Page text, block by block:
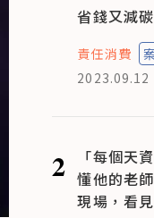
省錢又減
責任消費
2023.09.12
2
「每個天
懂他的老
現場，看